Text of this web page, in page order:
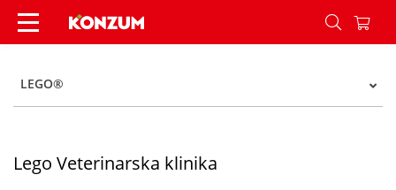
Lego Veterinarska klinika - Konzum
LEGO®
Lego Veterinarska klinika